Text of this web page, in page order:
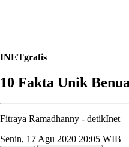
INETgrafis
10 Fakta Unik
Fitraya Ramadhanny - detikInet
Senin, 17 Agu 2020 20:05 WIB